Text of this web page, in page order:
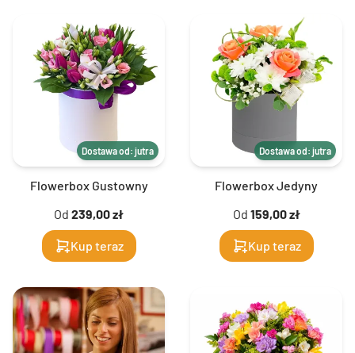
Dostawa od: jutra
Flowerbox Gustowny
Od 239,00 zł
Kup teraz
Dostawa od: jutra
Flowerbox Jedyny
Od 159,00 zł
Kup teraz